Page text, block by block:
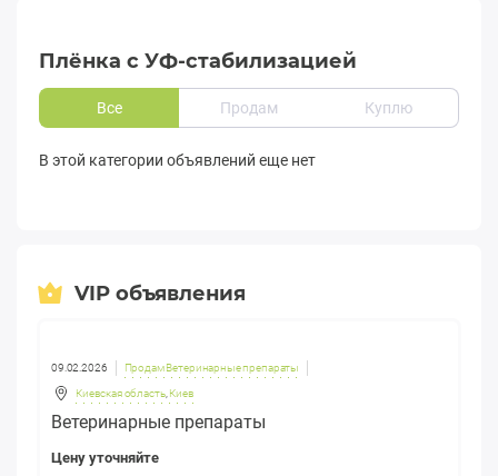
Плёнка с УФ-стабилизацией
Все Продам Куплю
В этой категории объявлений еще нет
VIP объявления
09.02.2026 Продам Ветеринарные препараты
Киевская область, Киев
Ветеринарные препараты
Цену уточняйте